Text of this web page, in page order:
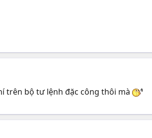
trên bộ tư lệnh đặc công thôi mà